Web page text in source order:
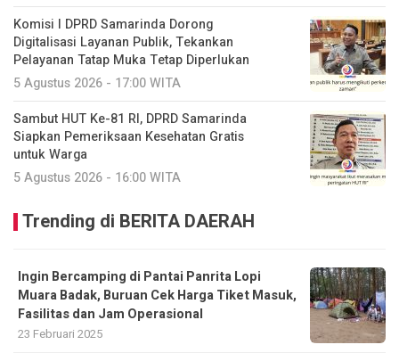
Komisi I DPRD Samarinda Dorong
Digitalisasi Layanan Publik, Tekankan
Pelayanan Tatap Muka Tetap Diperlukan
5 Agustus 2026 - 17:00 WITA
Sambut HUT Ke-81 RI, DPRD Samarinda
Siapkan Pemeriksaan Kesehatan Gratis
untuk Warga
5 Agustus 2026 - 16:00 WITA
Trending di BERITA DAERAH
Ingin Bercamping di Pantai Panrita Lopi
Muara Badak, Buruan Cek Harga Tiket Masuk,
Fasilitas dan Jam Operasional
23 Februari 2025